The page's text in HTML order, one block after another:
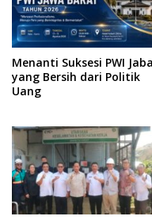
Menanti Suksesi PWI
yang Bersih dari Politik
Uang